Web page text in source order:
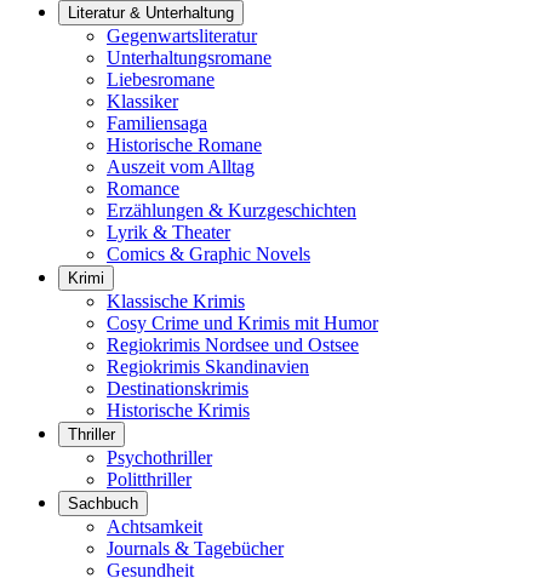
Literatur & Unterhaltung
Gegenwartsliteratur
Unterhaltungsromane
Liebesromane
Klassiker
Familiensaga
Historische Romane
Auszeit vom Alltag
Romance
Erzählungen & Kurzgeschichten
Lyrik & Theater
Comics & Graphic Novels
Krimi
Klassische Krimis
Cosy Crime und Krimis mit Humor
Regiokrimis Nordsee und Ostsee
Regiokrimis Skandinavien
Destinationskrimis
Historische Krimis
Thriller
Psychothriller
Politthriller
Sachbuch
Achtsamkeit
Journals & Tagebücher
Gesundheit